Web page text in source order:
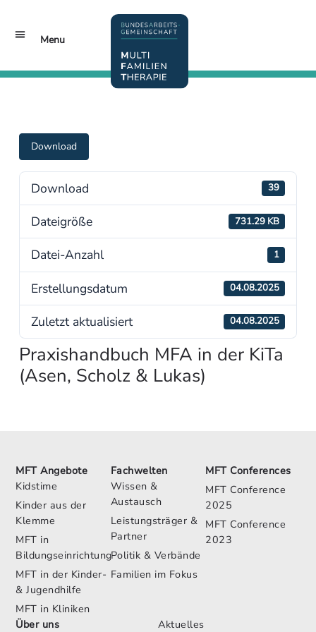
Menu
Download
Download 39
Dateigröße 731.29 KB
Datei-Anzahl 1
Erstellungsdatum 04.08.2025
Zuletzt aktualisiert 04.08.2025
Praxishandbuch MFA in der KiTa
(Asen, Scholz & Lukas)
MFT Angebote
Kidstime
Kinder aus der
Klemme
MFT in
Bildungseinrichtungen
MFT in der Kinder-
& Jugendhilfe
MFT in Kliniken
Fachwelten
Wissen &
Austausch
Leistungsträger &
Partner
Politik & Verbände
Familien im Fokus
MFT Conferences
MFT Conference
2025
MFT Conference
2023
Über uns
Aktuelles